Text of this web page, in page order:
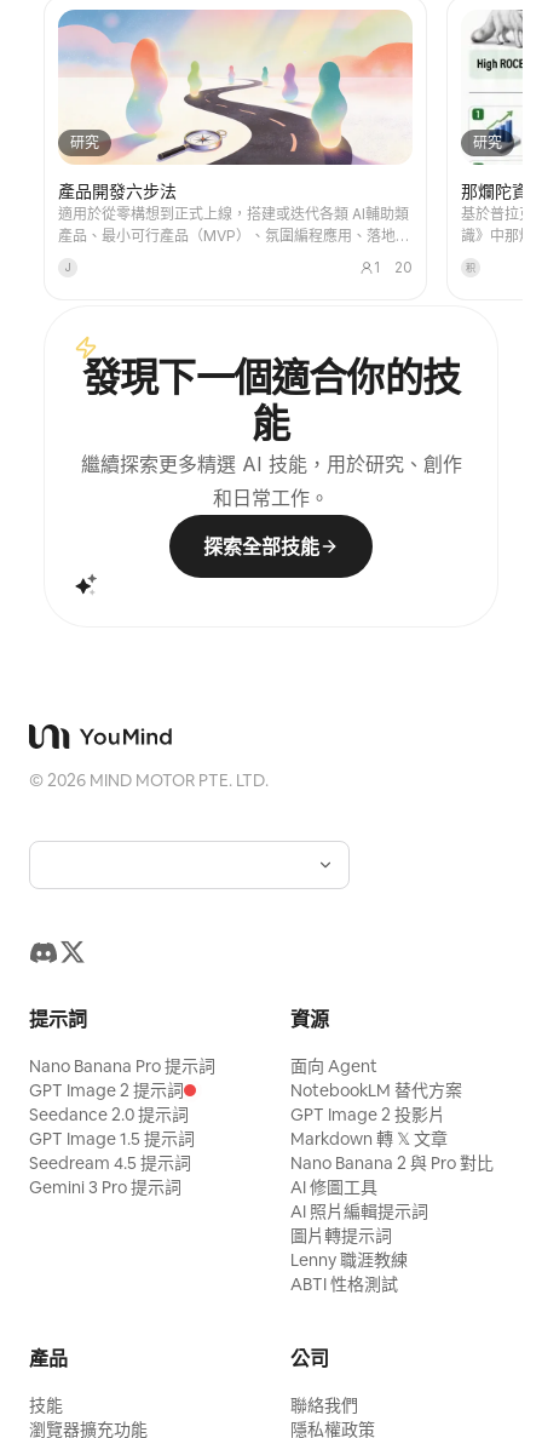
研究
產品開發六步法
適用於從零構想到正式上線，搭建或迭代各類 AI輔助類
產品、最小可行產品（MVP）、氛圍編程應用、落地型
產品、原型或功能模組。 該方法遵循六步閉環流程：需
求定義、內容生成、問題修復、效果核驗、版本發布、
果校驗、部署落地與真實用戶使用資料支撐。
J 1 20
研究
那爛陀資
基於普拉克
識》中那爛
告：六不
积
發現下一個適合你的技
能
繼續探索更多精選 AI 技能，用於研究、創作
和日常工作。
探索全部技能
©2026 MIND MOTOR PTE. LTD.
提示詞
Nano Banana Pro 提示詞
GPT Image 2 提示詞
Seedance 2.0 提示詞
GPT Image 1.5 提示詞
Seedream 4.5 提示詞
Gemini 3 Pro 提示詞
資源
面向 Agent
NotebookLM 替代方案
GPT Image 2 投影片
Markdown 轉 𝕏 文章
Nano Banana 2 與 Pro 對比
AI 修圖工具
AI 照片編輯提示詞
圖片轉提示詞
Lenny 職涯教練
ABTI 性格測試
產品
技能
瀏覽器擴充功能
公司
聯絡我們
隱私權政策